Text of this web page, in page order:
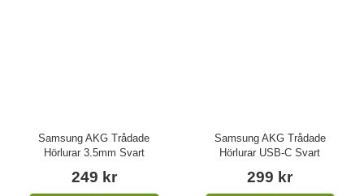
Samsung AKG Trådade
Hörlurar 3.5mm Svart
249 kr
Samsung AKG Trådade
Hörlurar USB-C Svart
299 kr